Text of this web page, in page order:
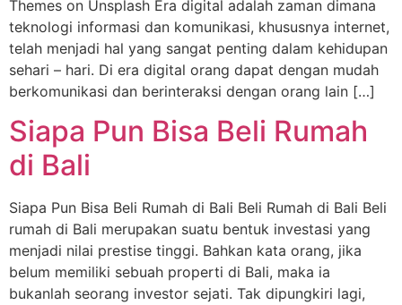
Themes on Unsplash Era digital adalah zaman dimana
teknologi informasi dan komunikasi, khususnya internet,
telah menjadi hal yang sangat penting dalam kehidupan
sehari – hari. Di era digital orang dapat dengan mudah
berkomunikasi dan berinteraksi dengan orang lain […]
Siapa Pun Bisa Beli Rumah
di Bali
Siapa Pun Bisa Beli Rumah di Bali Beli Rumah di Bali Beli
rumah di Bali merupakan suatu bentuk investasi yang
menjadi nilai prestise tinggi. Bahkan kata orang, jika
belum memiliki sebuah properti di Bali, maka ia
bukanlah seorang investor sejati. Tak dipungkiri lagi,